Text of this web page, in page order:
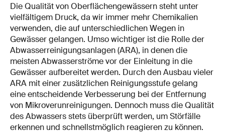
Die Qualität von Oberflächengewässern steht unter
vielfältigem Druck, da wir immer mehr Chemikalien
verwenden, die auf unterschiedlichen Wegen in
Gewässer gelangen. Umso wichtiger ist die Rolle der
Abwasserreinigungsanlagen (ARA), in denen die
meisten Abwasserströme vor der Einleitung in die
Gewässer aufbereitet werden. Durch den Ausbau vieler
ARA mit einer zusätzlichen Reinigungsstufe gelang
eine entscheidende Verbesserung bei der Entfernung
von Mikroverunreinigungen. Dennoch muss die Qualität
des Abwassers stets überprüft werden, um Störfälle
erkennen und schnellstmöglich reagieren zu können.